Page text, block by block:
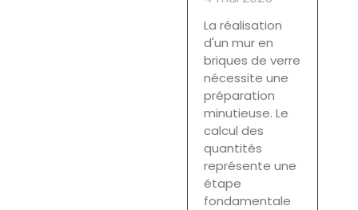
La réalisation
d'un mur en
briques de verre
nécessite une
préparation
minutieuse. Le
calcul des
quantités
représente une
étape
fondamentale